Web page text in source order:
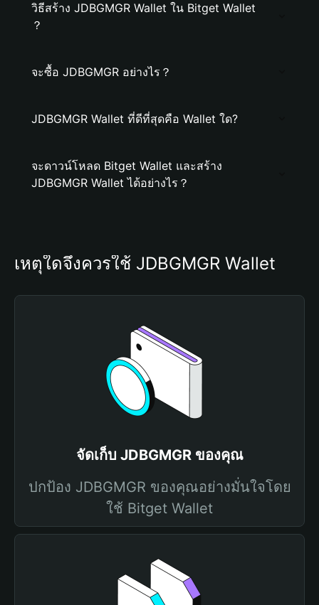
วิธีสร้าง JDBGMGR Wallet ใน Bitget Wallet
？
จะซื้อ JDBGMGR อย่างไร？
JDBGMGR Wallet ที่ดีที่สุดคือ Wallet ใด?
จะดาวน์โหลด Bitget Wallet และสร้าง
JDBGMGR Wallet ได้อย่างไร？
เหตุใดจึงควรใช้ JDBGMGR Wallet
จัดเก็บ JDBGMGR ของคุณ
ปกป้อง JDBGMGR ของคุณอย่างมั่นใจโดย
ใช้ Bitget Wallet